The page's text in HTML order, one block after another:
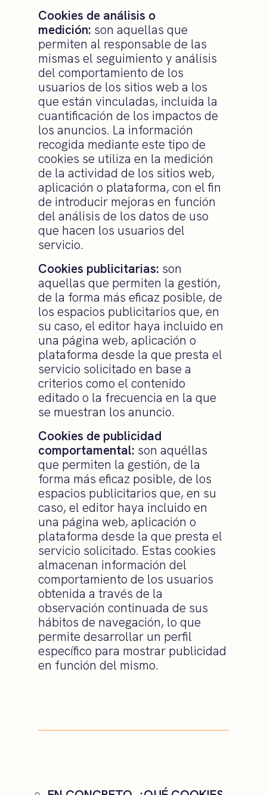
Cookies de análisis o
medición: son aquellas que
permiten al responsable de las
mismas el seguimiento y análisis
del comportamiento de los
usuarios de los sitios web a los
que están vinculadas, incluida la
cuantificación de los impactos de
los anuncios. La información
recogida mediante este tipo de
cookies se utiliza en la medición
de la actividad de los sitios web,
aplicación o plataforma, con el fin
de introducir mejoras en función
del análisis de los datos de uso
que hacen los usuarios del
servicio.
Cookies publicitarias: son
aquellas que permiten la gestión,
de la forma más eficaz posible, de
los espacios publicitarios que, en
su caso, el editor haya incluido en
una página web, aplicación o
plataforma desde la que presta el
servicio solicitado en base a
criterios como el contenido
editado o la frecuencia en la que
se muestran los anuncio.
Cookies de publicidad
comportamental: son aquéllas
que permiten la gestión, de la
forma más eficaz posible, de los
espacios publicitarios que, en su
caso, el editor haya incluido en
una página web, aplicación o
plataforma desde la que presta el
servicio solicitado. Estas cookies
almacenan información del
comportamiento de los usuarios
obtenida a través de la
observación continuada de sus
hábitos de navegación, lo que
permite desarrollar un perfil
específico para mostrar publicidad
en función del mismo.